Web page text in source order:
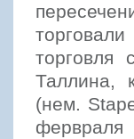
торговля
Таллина,
(нем.
фервраля